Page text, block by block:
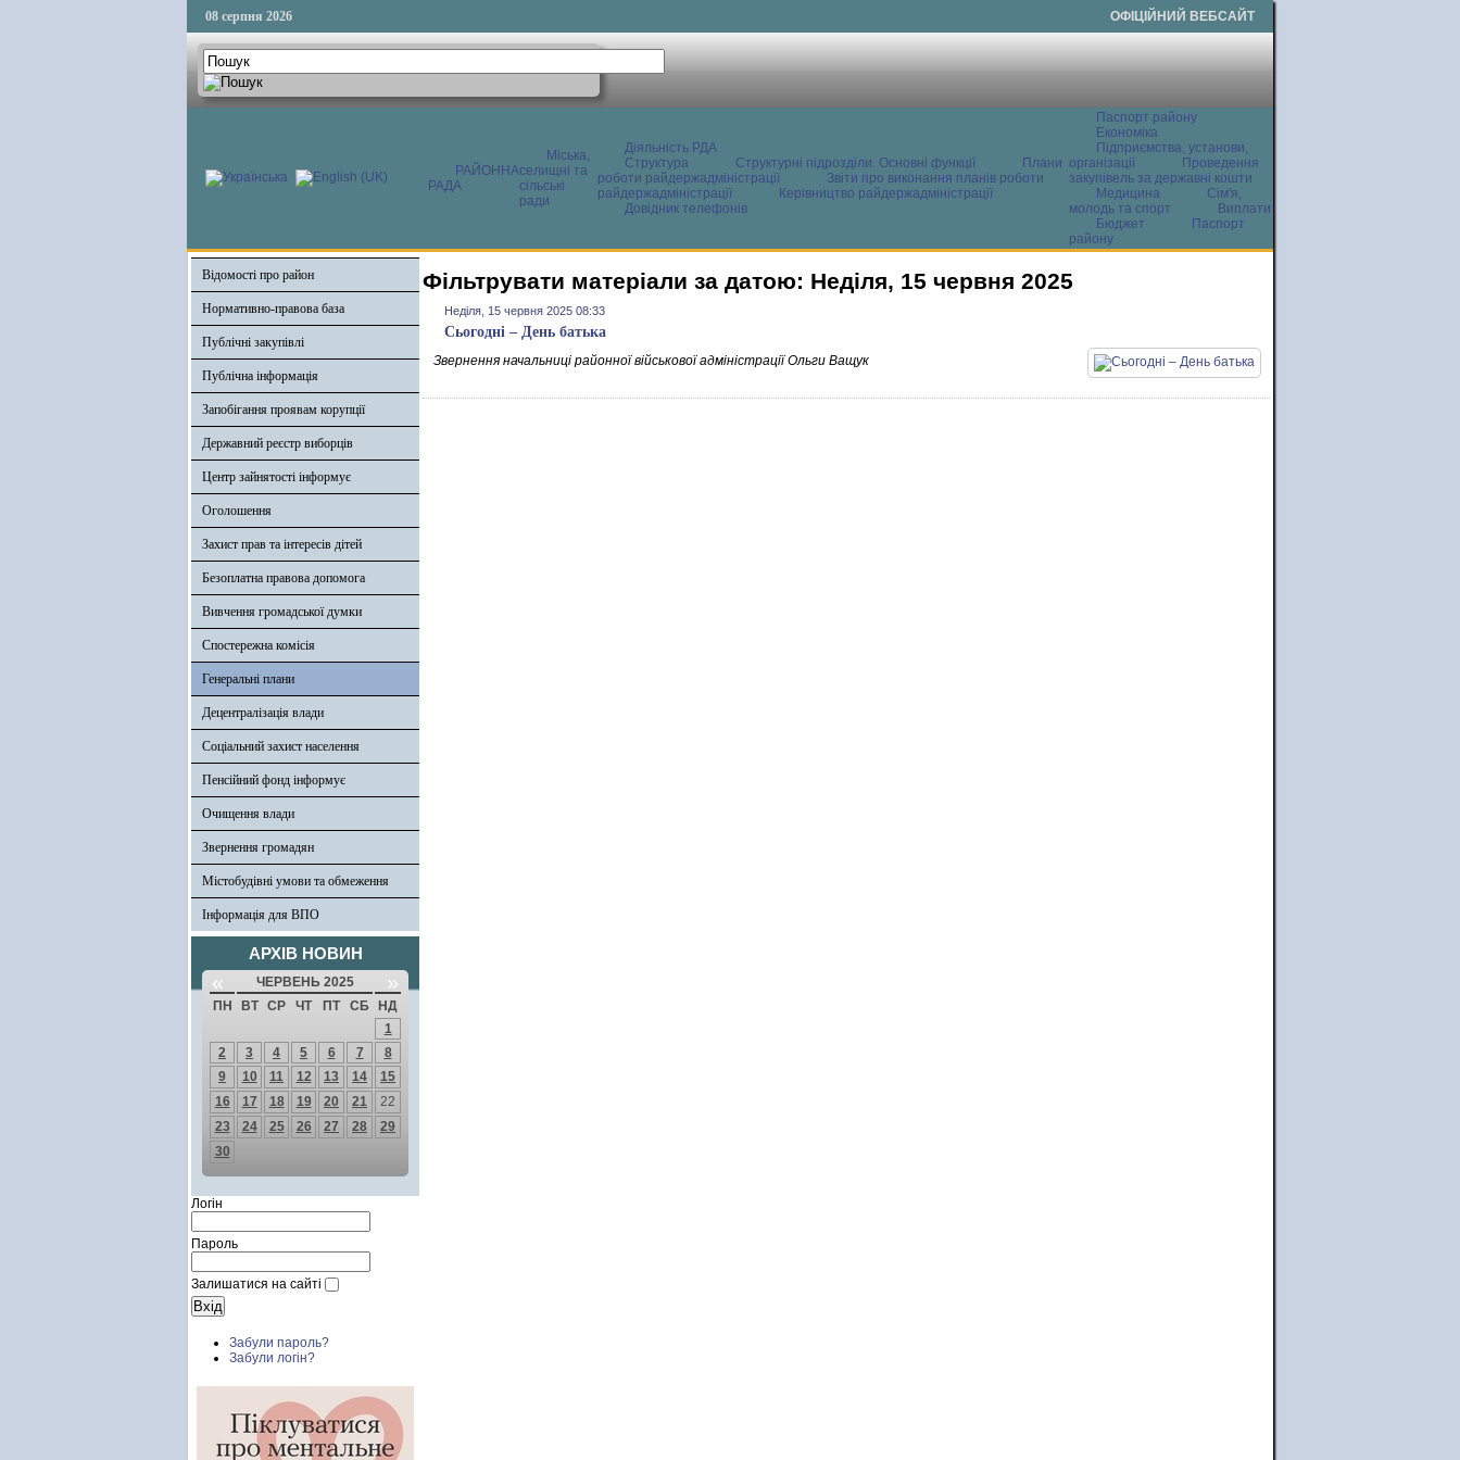
08 серпня 2026 ОФІЦІЙНИЙ ВЕБСАЙТ
РАЙОННА
РАДА
Міська,
селищні та
сільські
ради
Діяльність РДА
Структура
Структурні підрозділи. Основні функції
Плани
роботи райдержадміністрації
Звіти про виконання планів роботи
райдержадміністрації
Керівництво райдержадміністрації
Довідник телефонів
Паспорт району
Економіка
Підприємства, установи,
організації
Проведення
закупівель за державні кошти
Медицина
Сім'я,
молодь та спорт
Виплати
Бюджет
Паспорт
району
Відомості про район
Нормативно-правова база
Публічні закупівлі
Публічна інформація
Запобігання проявам корупції
Державний реєстр виборців
Центр зайнятості інформує
Оголошення
Захист прав та інтересів дітей
Безоплатна правова допомога
Вивчення громадської думки
Спостережна комісія
Генеральні плани
Децентралізація влади
Соціальний захист населення
Пенсійний фонд інформує
Очищення влади
Звернення громадян
Містобудівні умови та обмеження
Інформація для ВПО
АРХІВ НОВИН
« ЧЕРВЕНЬ 2025 »
ПН ВТ СР ЧТ ПТ СБ
НД
1
2
3 4 5 6 7
8
9
10 11 12 13 14
15
16
17 18 19 20 21
22
23
24 25 26 27 28
29
30
Логін
Пароль
Залишатися на сайті
Забули пароль?
Забули логін?
Фільтрувати матеріали за датою: Неділя, 15 червня 2025
Неділя, 15 червня 2025 08:33
Сьогодні – День батька
Звернення начальниці районної військової адміністрації Ольги Ващук